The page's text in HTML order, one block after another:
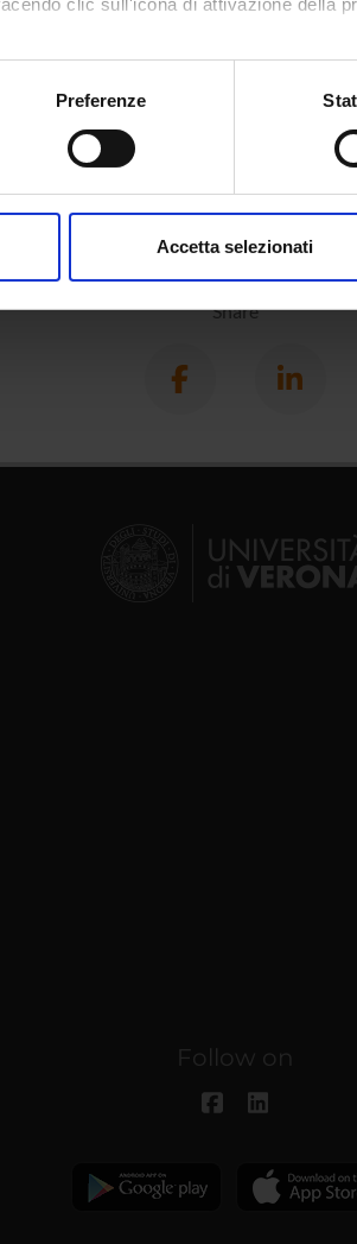
clic sull'icona di attivazione della
tua posizione geografica, con
in qualsiasi momento dalla
Preferenze
Accetta selezionati
Share
Follow on